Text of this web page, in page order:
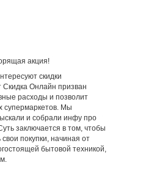
акция!
скидки
Скидка Онлайн призван
расходы и позволит
супермаркетов. Мы
и собрали инфу про
заключается в том, чтобы
покупки, начиная от
бытовой техникой,